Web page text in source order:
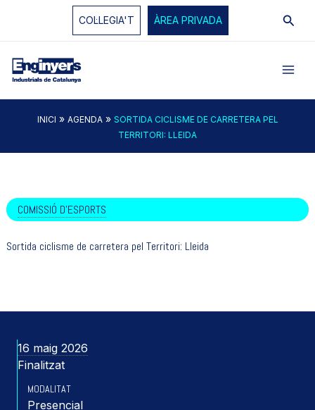
COL·LEGIA'T ÀREA PRIVADA
INICI » AGENDA » SORTIDA CICLISME DE CARRETERA PEL
TERRITORI: LLEIDA
COMISSIÓ D'ESPORTS
Sortida ciclisme de carretera pel Territori: Lleida
16 maig 2026
Finalitzat
MODALITAT
Presencial